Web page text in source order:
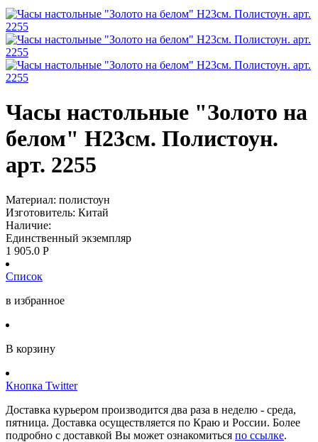
Часы настольные "Золото на
белом" H23см. Полистоун.
арт. 2255
Материал: полистоун
Изготовитель: Китай
Наличие:
Единственный экземпляр
1 905.0 Р
Список
в избранное
В корзину
Кнопка Twitter
Доставка курьером производится два раза в неделю - среда,
пятница. Доставка осуществляется по Краю и России. Более
подробно с доставкой Вы может ознакомиться по ссылке.